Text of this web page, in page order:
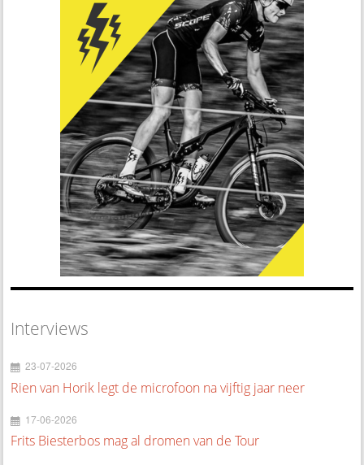
Interviews
23-07-2026
Rien van Horik legt de microfoon na vijftig jaar neer
17-06-2026
Frits Biesterbos mag al dromen van de Tour